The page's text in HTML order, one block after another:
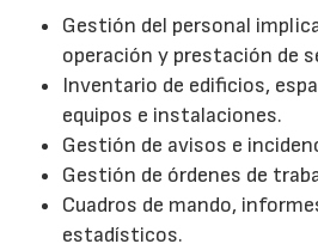
Gestión del personal
operación y prestación de
Inventario de edificios,
equipos e instalaciones.
Gestión de avisos e
Gestión de órdenes de
Cuadros de mando,
estadísticos.